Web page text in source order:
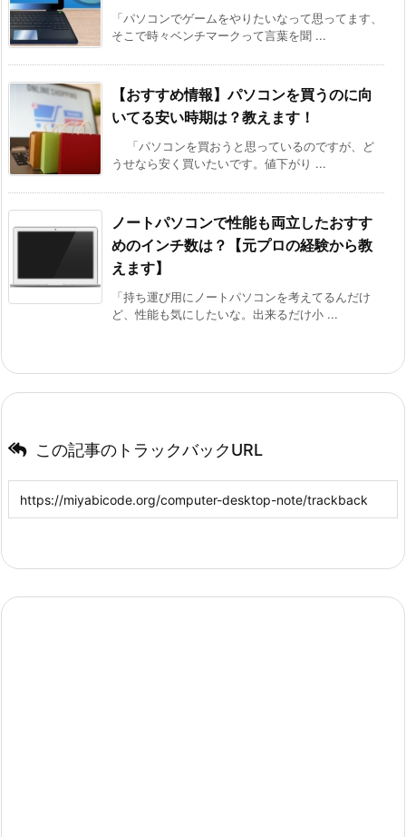
「パソコンでゲームをやりたいなって思ってます、
そこで時々ベンチマークって言葉を聞 ...
【おすすめ情報】パソコンを買うのに向
いてる安い時期は？教えます！
「パソコンを買おうと思っているのですが、ど
うせなら安く買いたいです。値下がり ...
ノートパソコンで性能も両立したおすす
めのインチ数は？【元プロの経験から教
えます】
「持ち運び用にノートパソコンを考えてるんだけ
ど、性能も気にしたいな。出来るだけ小 ...
この記事のトラックバックURL